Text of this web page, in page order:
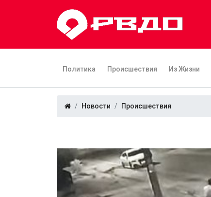
Политика Происшествия Из Жизни
Новости Происшествия